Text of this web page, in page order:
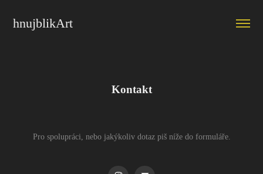
hnujblikArt
Kontakt
Pro spolupráci, nebo jakýkoliv dotaz piš níže do formuláře.